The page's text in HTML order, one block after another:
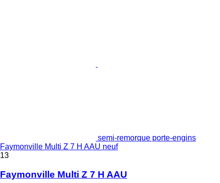
semi-remorque porte-engins
Faymonville Multi Z 7 H AAU neuf
13
Faymonville Multi Z 7 H AAU